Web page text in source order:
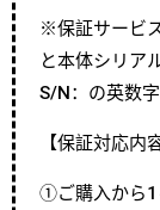
※保証サービ
と本体シリア
S/N：の英数
【保証対応内
①ご購入から1